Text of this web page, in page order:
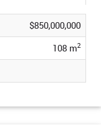
$850,000,000
108 m2